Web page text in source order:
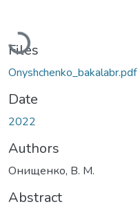
Loading...
Files
Onyshchenko_bakalabr.pdf
Date
2022
Authors
Онищенко, В. М.
Abstract